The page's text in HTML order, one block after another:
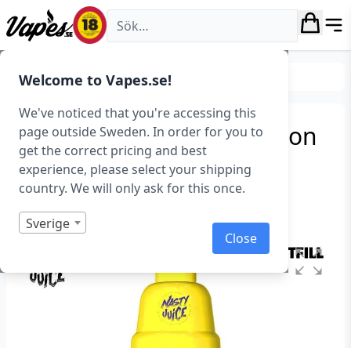
Welcome to Vapes.se!
We've noticed that you're accessing this
page outside Sweden. In order for you to
get the correct pricing and best
experience, please select your shipping
country. We will only ask for this once.
Sverige
Close
Vapes.se
E-juice Shortfills
Nasty Juice Ballin – Passion
Killa (50 ml, Shortfill)
Art.nr: 37729
Slut i lager